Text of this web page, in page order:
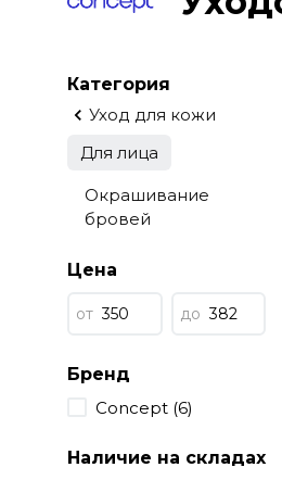
Категория
Уход для кожи
Для лица
Окрашивание
бровей
Цена
от до
Бренд
Concept (6)
Наличие на складах